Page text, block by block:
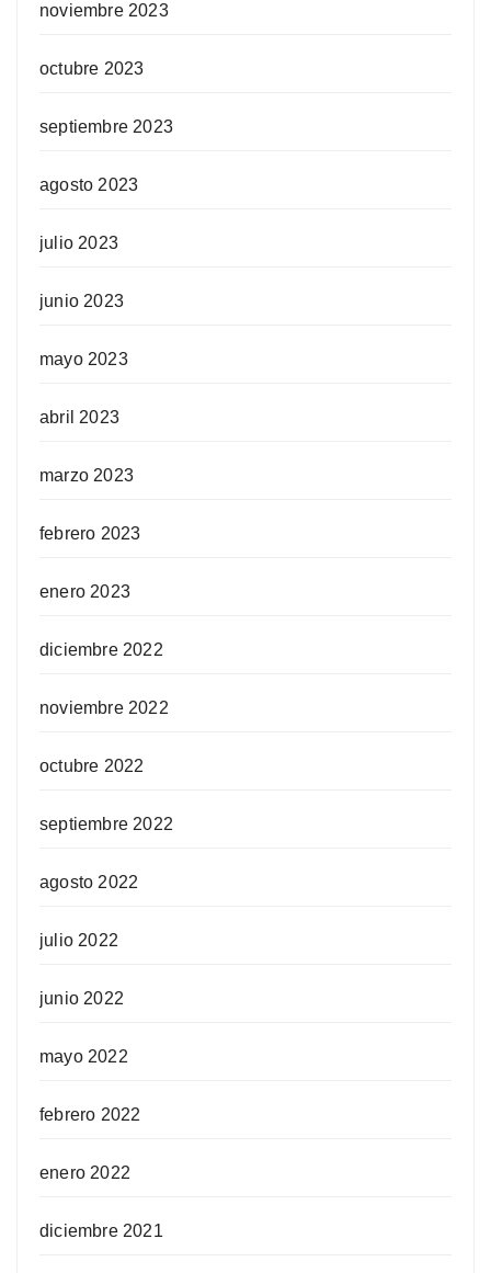
noviembre 2023
octubre 2023
septiembre 2023
agosto 2023
julio 2023
junio 2023
mayo 2023
abril 2023
marzo 2023
febrero 2023
enero 2023
diciembre 2022
noviembre 2022
octubre 2022
septiembre 2022
agosto 2022
julio 2022
junio 2022
mayo 2022
febrero 2022
enero 2022
diciembre 2021